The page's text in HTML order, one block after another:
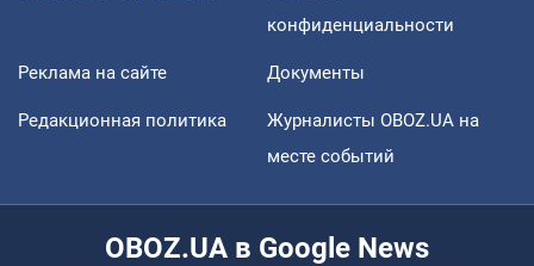
конфиденциальности
Реклама на сайте Документы
Редакционная политика
Журналисты OBOZ.UA на
месте событий
OBOZ.UA в Google News